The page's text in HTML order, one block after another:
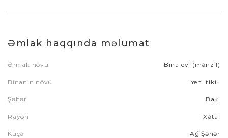
Əmlak haqqında məlumat
Əmlak növü Bina evi (mənzil)
Binanın növü Yeni tikili
Şəhər Bakı
Rayon Xətai
Küçə Ağ Şəhər